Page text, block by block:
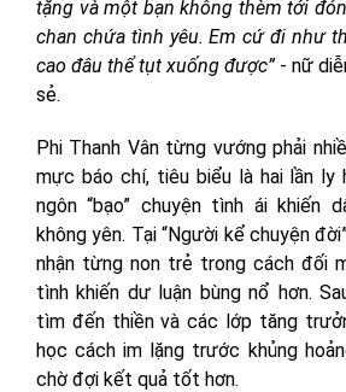
tặng và một bạn không thèm tới
chan chứa tình yêu. Em cứ đi như
cao đâu thể tụt xuống được” - nữ
sẻ.
Phi Thanh Vân từng vướng phải
mực báo chí, tiêu biểu là hai lần ly
ngôn “bạo” chuyện tình ái khiến
không yên. Tại “Người kể chuyện
nhận từng non trẻ trong cách đối
tình khiến dư luận bùng nổ hơn.
tìm đến thiền và các lớp tăng
học cách im lặng trước khủng
chờ đợi kết quả tốt hơn.